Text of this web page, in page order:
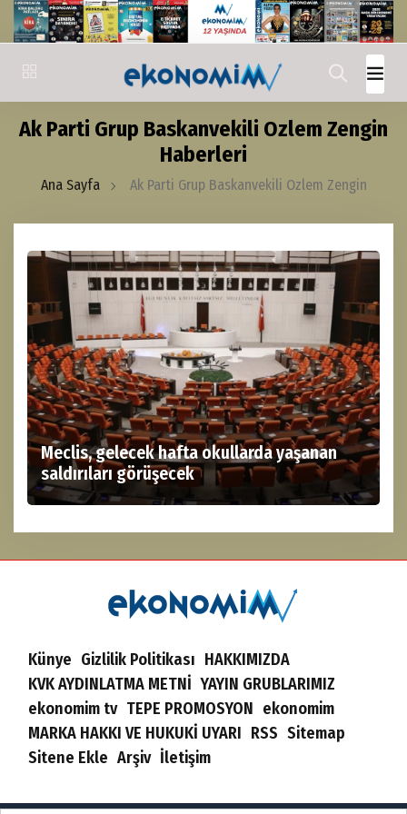
Ak Parti Grup Baskanvekili Ozlem Zengin
Haberleri
Ana Sayfa Ak Parti Grup Baskanvekili Ozlem Zengin
Meclis, gelecek hafta okullarda yaşanan
saldırıları görüşecek
Künye Gizlilik Politikası HAKKIMIZDA
KVK AYDINLATMA METNİ YAYIN GRUBLARIMIZ
ekonomim tv TEPE PROMOSYON ekonomim
MARKA HAKKI VE HUKUKİ UYARI RSS Sitemap
Sitene Ekle Arşiv İletişim